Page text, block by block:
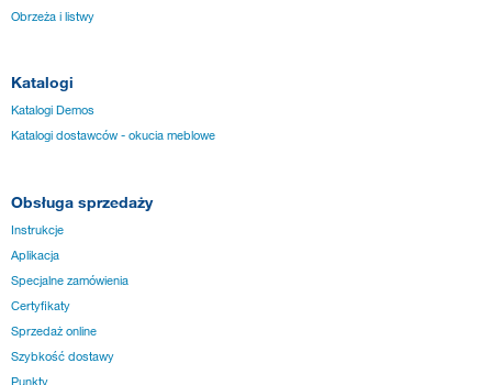
Obrzeża i listwy
Katalogi
Katalogi Demos
Katalogi dostawców - okucia meblowe
Obsługa sprzedaży
Instrukcje
Aplikacja
Specjalne zamówienia
Certyfikaty
Sprzedaż online
Szybkość dostawy
Punkty